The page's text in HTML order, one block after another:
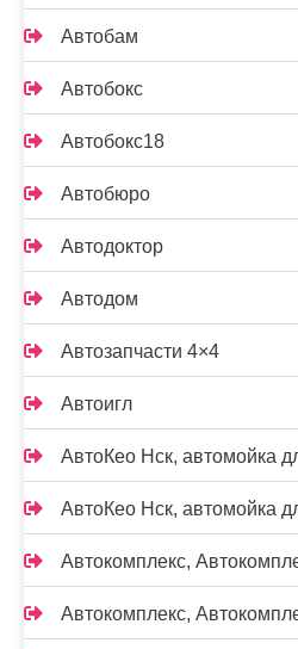
Автобам
Автобокс
Автобокс18
Автобюро
Автодоктор
Автодом
Автозапчасти 4×4
Автоигл
АвтоКео Нск, автомойка
АвтоКео Нск, автомойка
Автокомплекс,
Автокомплекс,